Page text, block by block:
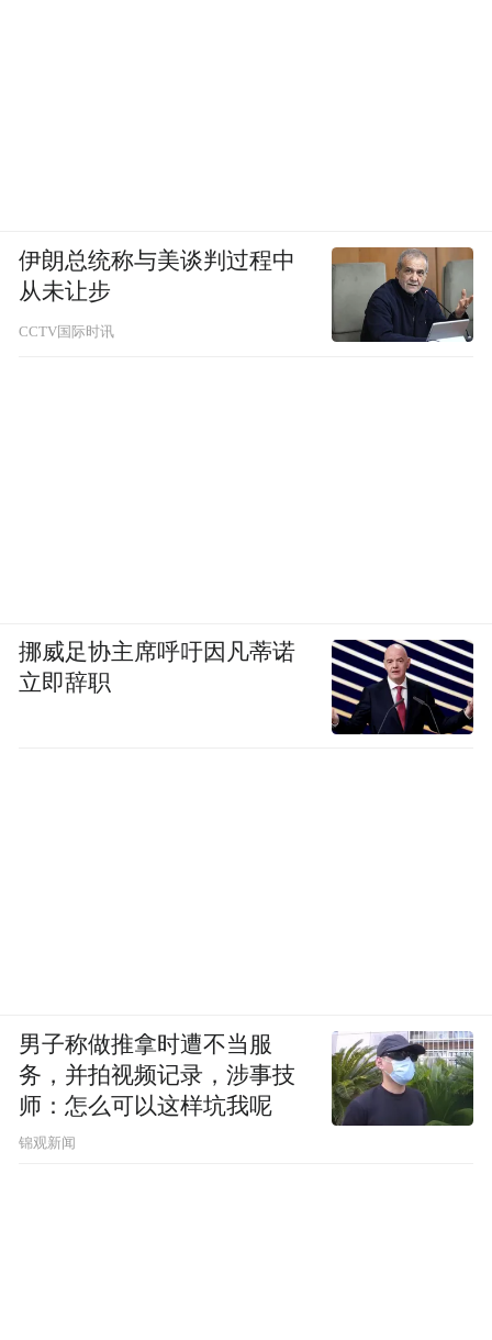
伊朗总统称与美谈判过程中
从未让步
CCTV国际时讯
挪威足协主席呼吁因凡蒂诺
立即辞职
男子称做推拿时遭不当服
务，并拍视频记录，涉事技
师：怎么可以这样坑我呢
锦观新闻